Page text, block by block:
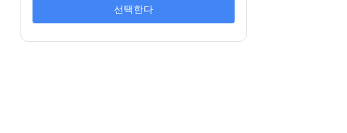
선택한다